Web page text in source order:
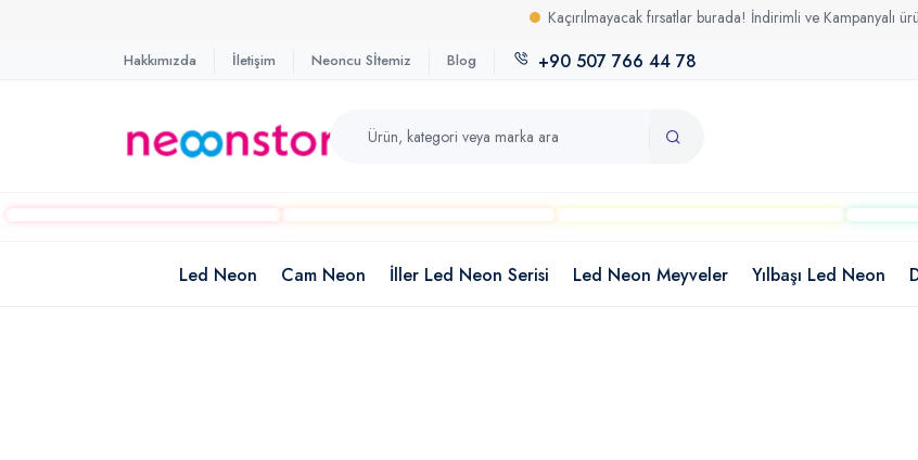
Kaçırılmayacak fırsatlar burada! İndirimli ve Kampanyalı ürünler!
Hakkımızda İletişim Neoncu Sİtemiz Blog +90 507 766 44 78
Led Neon Cam Neon İller Led Neon Serisi Led Neon Meyveler Yılbaşı Led Neon